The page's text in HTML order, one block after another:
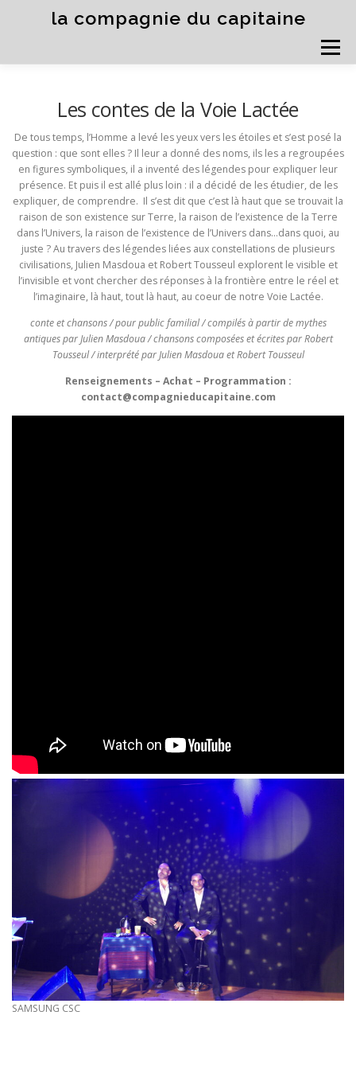
la compagnie du capitaine
Menu
COURS & STAGES COLLOQUE / SEMINAIRE
MURDER PARTY VISITES DÉCALÉES
Les contes de la Voie Lactée
De tous temps, l’Homme a levé les yeux vers les étoiles et s’est posé la
question : que sont elles ? Il leur a donné des noms, ils les a regroupées
en figures symboliques, il a inventé des légendes pour expliquer leur
présence. Et puis il est allé plus loin : il a décidé de les étudier, de les
expliquer, de comprendre. Il s’est dit que c’est là haut que se trouvait la
raison de son existence sur Terre, la raison de l’existence de la Terre
dans l’Univers, la raison de l’existence de l’Univers dans…dans quoi, au
juste ? Au travers des légendes liées aux constellations de plusieurs
civilisations, Julien Masdoua et Robert Tousseul explorent le visible et
l’invisible et vont chercher des réponses à la frontière entre le réel et
l’imaginaire, là haut, tout là haut, au coeur de notre Voie Lactée.
conte et chansons / pour public familial / compilés à partir de mythes
antiques par Julien Masdoua / chansons composées et écrites par Robert
Tousseul / interprété par Julien Masdoua et Robert Tousseul
Renseignements – Achat – Programmation :
contact@compagnieducapitaine.com
SAMSUNG CSC